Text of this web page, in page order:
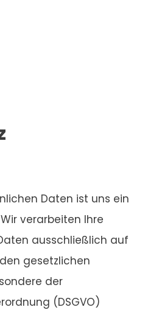
Daten ist uns ein
verarbeiten Ihre
ausschließlich auf
gesetzlichen
der
(DSGVO)